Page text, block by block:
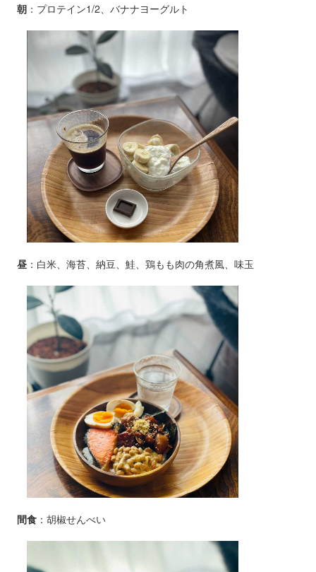
朝 ：プロテイン1/2、バナナヨーグルト
昼 ：白米、海苔、納豆、鮭、鶏もも肉の角煮風、味玉
間食 ：胡椒せんべい